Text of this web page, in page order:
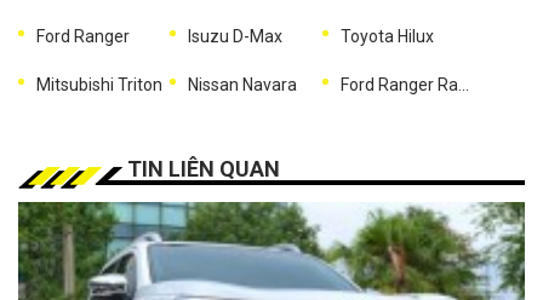
Ford Ranger Isuzu D-Max Toyota Hilux
Mitsubishi Triton Nissan Navara
TIN LIÊN QUAN